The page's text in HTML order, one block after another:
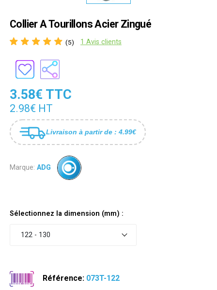
Collier A Tourillons Acier Zingué
(5) 1 Avis clients
3.58€ TTC
2.98€ HT
Livraison à partir de : 4.99€
Marque: ADG
Sélectionnez la dimension (mm) :
122 - 130
Référence: 073T-122